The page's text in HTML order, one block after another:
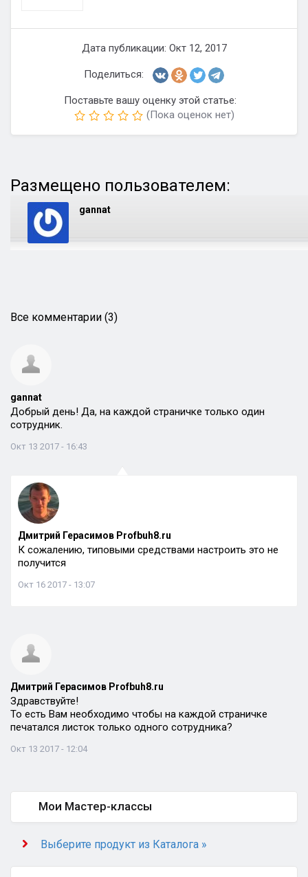
Дата публикации: Окт 12, 2017
Поделиться:
Поставьте вашу оценку этой статье:
(Пока оценок нет)
Размещено пользователем:
gannat
Все комментарии (3)
gannat
Добрый день! Да, на каждой страничке только один
сотрудник.
Окт 13 2017 - 16:43
Дмитрий Герасимов Profbuh8.ru
К сожалению, типовыми средствами настроить это не
получится
Окт 16 2017 - 13:07
Дмитрий Герасимов Profbuh8.ru
Здравствуйте!
То есть Вам необходимо чтобы на каждой страничке
печатался листок только одного сотрудника?
Окт 13 2017 - 12:04
Мои Мастер-классы
Выберите продукт из Каталога »